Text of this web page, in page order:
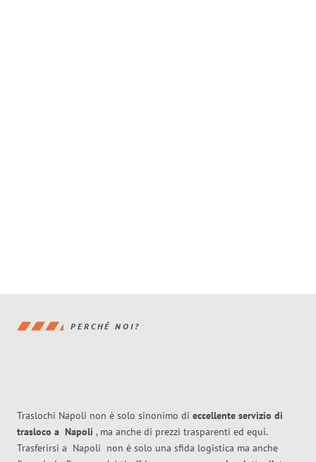
PERCHÉ NOI?
Traslochi Napoli non è solo sinonimo di eccellente servizio di
trasloco a Napoli , ma anche di prezzi trasparenti ed equi.
Trasferirsi a Napoli non è solo una sfida logistica ma anche